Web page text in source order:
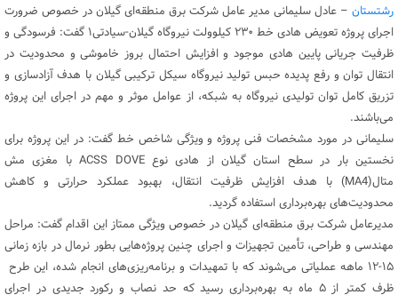
رشتستان – عادل سلیمانی مدیر عامل شرکت برق منطقه‌ای گیلان در خصوص ضرورت
اجرای پروژه تعویض هادی خط ۲۳۰ کیلوولت نیروگاه گیلان-سیادتی۱ گفت: فرسودگی و
ظرفیت جریانی پایین هادی موجود و افزایش احتمال بروز خاموشی و محدودیت در
انتقال توان و رفع پدیده حبس تولید نیروگاه سیکل ترکیبی گیلان با هدف آزادسازی و
تزریق کامل توان تولیدی نیروگاه به شبکه، از عوامل موثر و مهم در اجرای این پروژه
می‌باشند.
سلیمانی در مورد مشخصات فنی پروژه و ویژگی شاخص خط گفت: در این پروژه برای
نخستین بار در سطح استان گیلان از هادی نوع ACSS DOVE با مغزی مش
متال(MA4) با هدف افزایش ظرفیت انتقال، بهبود عملکرد حرارتی و کاهش
محدودیت‌های بهره‌برداری استفاده گردید.
مدیرعامل شرکت برق منطقه‌ای گیلان در خصوص ویژگی ممتاز این اقدام گفت: مراحل
مهندسی و طراحی، تأمین تجهیزات و اجرای چنین پروژه‌هایی بطور نرمال در بازه زمانی
۱۵-۱۲ ماهه عملیاتی می‌شوند که با تمهیدات و برنامه‌ریزی‌های انجام شده، این طرح
ظرف کمتر از ۵ ماه به بهره‌برداری رسید که حد نصاب و رکورد جدیدی در اجرای